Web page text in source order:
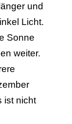
und
Licht.
Sonne
weiter.
ist nicht